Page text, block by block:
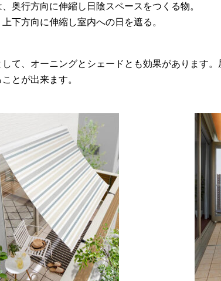
奥行方向に伸縮し日陰スペースをつくる物。
下方向に伸縮し室内への日を遮る。
して、オーニングとシェードとも効果があります
ことが出来ます。